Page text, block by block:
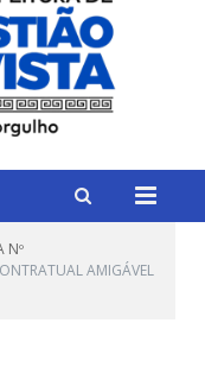
Nº
AMIGÁVEL